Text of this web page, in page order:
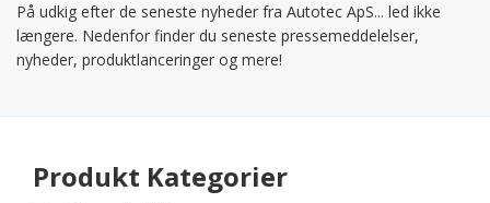
På udkig efter de seneste nyheder fra Autotec ApS... led ikke
længere. Nedenfor finder du seneste pressemeddelelser,
nyheder, produktlanceringer og mere!
Produkt Kategorier